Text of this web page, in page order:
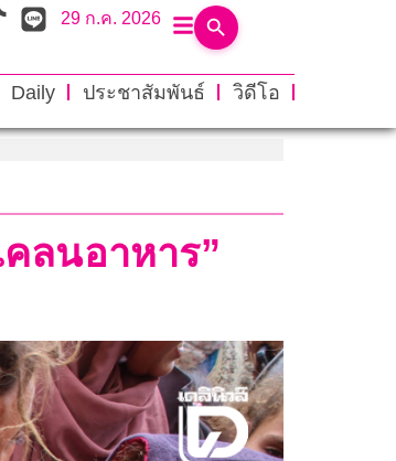
29 ก.ค. 2026
ประชาสัมพันธ์
วิดีโอ
ลนอาหาร”